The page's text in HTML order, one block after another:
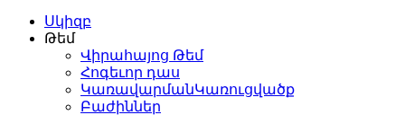
Սկիզբ
Թեմ
Վիրահայոց Թեմ
Հոգեւոր դաս
ԿառավարմանԿառուցվածք
Բաժիններ